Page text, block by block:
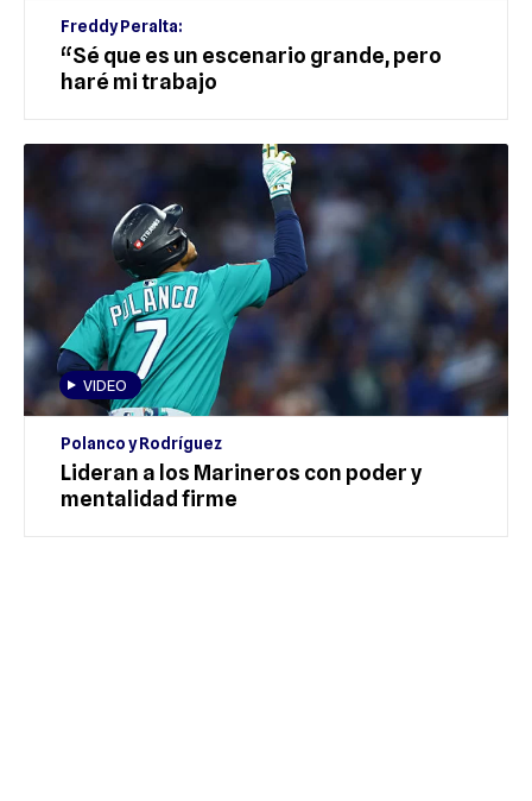
Freddy Peralta:
“Sé que es un escenario grande, pero
haré mi trabajo
VIDEO
Polanco y Rodríguez
Lideran a los Marineros con poder y
mentalidad firme